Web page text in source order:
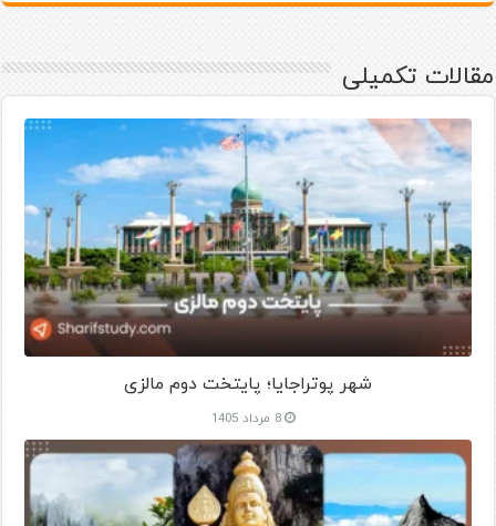
مقالات تکمیلی
شهر پوتراجایا؛ پایتخت دوم مالزی
8 مرداد 1405